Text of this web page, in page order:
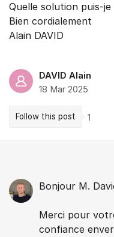
Quelle solution puis-
Bien cordialement
Alain DAVID
DAVID Alain
18 Mar 2025
Follow this post 1
Bonjour M.
Merci pour
confiance